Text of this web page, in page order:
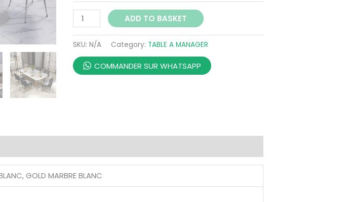
ADD TO BASKET
SKU: N/A Category: TABLE A MANAGER
COMMANDER SUR WHATSAPP
GOLD MARBRE BLANC